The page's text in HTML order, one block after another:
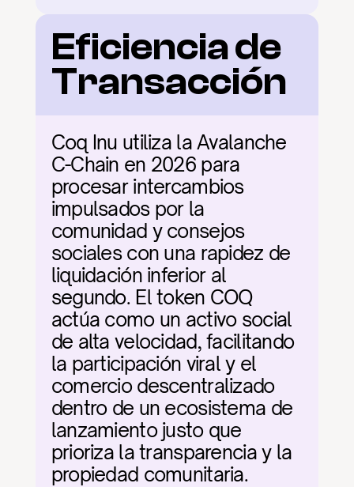
Eficiencia de
Transacción
Coq Inu utiliza la Avalanche
C-Chain en 2026 para
procesar intercambios
impulsados por la
comunidad y consejos
sociales con una rapidez de
liquidación inferior al
segundo. El token COQ
actúa como un activo social
de alta velocidad, facilitando
la participación viral y el
comercio descentralizado
dentro de un ecosistema de
lanzamiento justo que
prioriza la transparencia y la
propiedad comunitaria.